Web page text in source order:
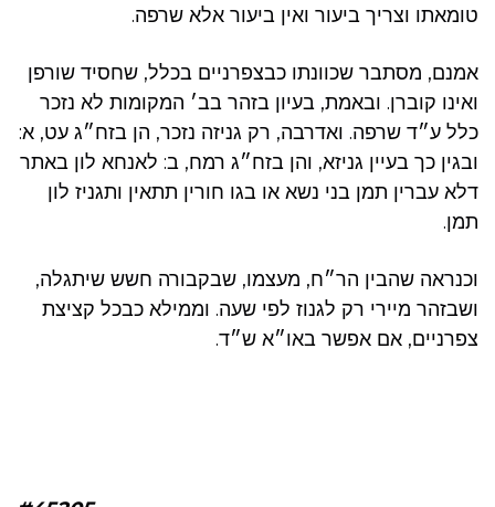
טומאתו וצריך ביעור ואין ביעור אלא שרפה.
אמנם, מסתבר שכוונתו כבצפרניים בכלל, שחסיד שורפן
ואינו קוברן. ובאמת, בעיון בזהר בב׳ המקומות לא נזכר
כלל ע״ד שרפה. ואדרבה, רק גניזה נזכר, הן בזח״ג עט, א:
ובגין כך בעיין גניזא, והן בזח״ג רמח, ב: לאנחא לון באתר
דלא עברין תמן בני נשא או בגו חורין תתאין ותגניז לון
תמן.
וכנראה שהבין הר״ח, מעצמו, שבקבורה חשש שיתגלה,
ושבזהר מיירי רק לגנוז לפי שעה. וממילא כבכל קציצת
צפרניים, אם אפשר באו״א ש״ד.